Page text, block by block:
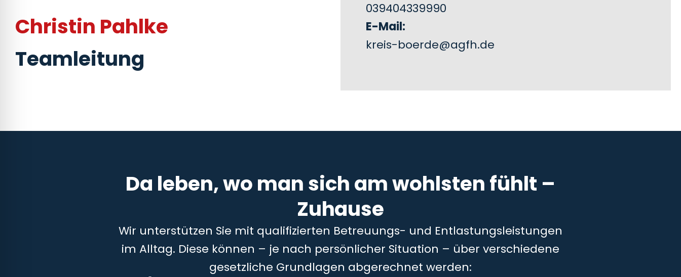
Christin Pahlke
Teamleitung
039404339990
E-Mail:
kreis-boerde@agfh.de
Da leben, wo man sich am wohlsten fühlt –
Zuhause
Wir unterstützen Sie mit qualifizierten Betreuungs- und Entlastungsleistungen
im Alltag. Diese können – je nach persönlicher Situation – über verschiedene
gesetzliche Grundlagen abgerechnet werden: